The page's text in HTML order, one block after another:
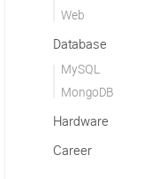
Web
Database
MySQL
MongoDB
Hardware
Career